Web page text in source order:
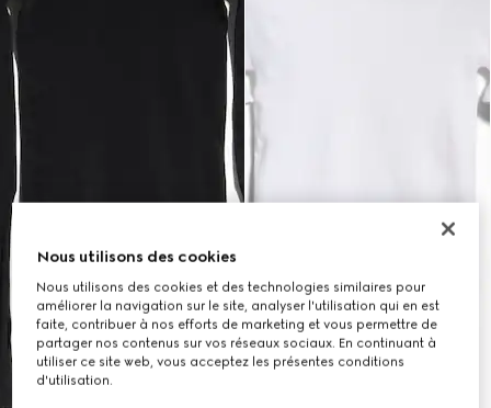
Nous utilisons des cookies
Nous utilisons des cookies et des technologies similaires pour
améliorer la navigation sur le site, analyser l'utilisation qui en est
faite, contribuer à nos efforts de marketing et vous permettre de
partager nos contenus sur vos réseaux sociaux. En continuant à
utiliser ce site web, vous acceptez les présentes conditions
d'utilisation.